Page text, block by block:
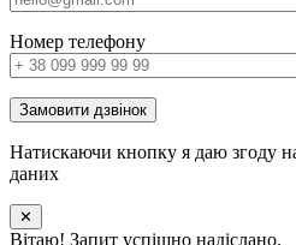
Номер телефону
Замовити дзвінок
Натискаючи кнопку я даю згоду
даних
✕
Вітаю! Запит успішно надіслано.